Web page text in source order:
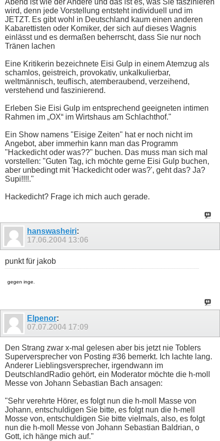
Abend ist wie der Andere und das ist es, was Sie faszinieren
wird, denn jede Vorstellung entsteht individuell und im
JETZT. Es gibt wohl in Deutschland kaum einen anderen
Kabarettisten oder Komiker, der sich auf dieses Wagnis
einlässt und es dermaßen beherrscht, dass Sie nur noch
Tränen lachen
Eine Kritikerin bezeichnete Eisi Gulp in einem Atemzug als
schamlos, geistreich, provokativ, unkalkulierbar,
weltmännisch, teuflisch, atemberaubend, verzeihend,
verstehend und faszinierend.
Erleben Sie Eisi Gulp im entsprechend geeigneten intimen
Rahmen im „OX“ im Wirtshaus am Schlachthof."
Ein Show namens "Eisige Zeiten" hat er noch nicht im
Angebot, aber immerhin kann man das Programm
"Hackedicht oder was??" buchen. Das muss man sich mal
vorstellen: "Guten Tag, ich möchte gerne Eisi Gulp buchen,
aber unbedingt mit 'Hackedicht oder was?', geht das? Ja?
Supi!!!!."
Hackedicht? Frage ich mich auch gerade.
hanswasheiri:
17.06.2004 13:06
punkt für jakob
gegen inge.
Elpenor:
07.07.2004 17:09
Den Strang zwar x-mal gelesen aber bis jetzt nie Toblers
Superversprecher von Posting #36 bemerkt. Ich lachte lang.
Anderer Lieblingsversprecher, irgendwann im
DeutschlandRadio gehört, ein Moderator möchte die h-moll
Messe von Johann Sebastian Bach ansagen:
"Sehr verehrte Hörer, es folgt nun die h-moll Masse von
Johann, entschuldigen Sie bitte, es folgt nun die h-mell
Mosse von, entschuldigen Sie bitte vielmals, also, es folgt
nun die h-moll Messe von Johann Sebastian Baldrian, o
Gott, ich hänge mich auf."